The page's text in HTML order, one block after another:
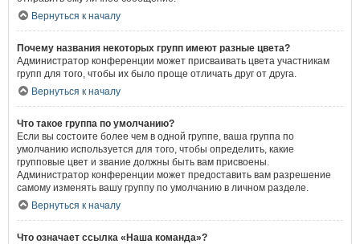
Вернуться к началу
Почему названия некоторых групп имеют разные цвета?
Администратор конференции может присваивать цвета участникам
групп для того, чтобы их было проще отличать друг от друга.
Вернуться к началу
Что такое группа по умолчанию?
Если вы состоите более чем в одной группе, ваша группа по
умолчанию используется для того, чтобы определить, какие
групповые цвет и звание должны быть вам присвоены.
Администратор конференции может предоставить вам разрешение
самому изменять вашу группу по умолчанию в личном разделе.
Вернуться к началу
Что означает ссылка «Наша команда»?